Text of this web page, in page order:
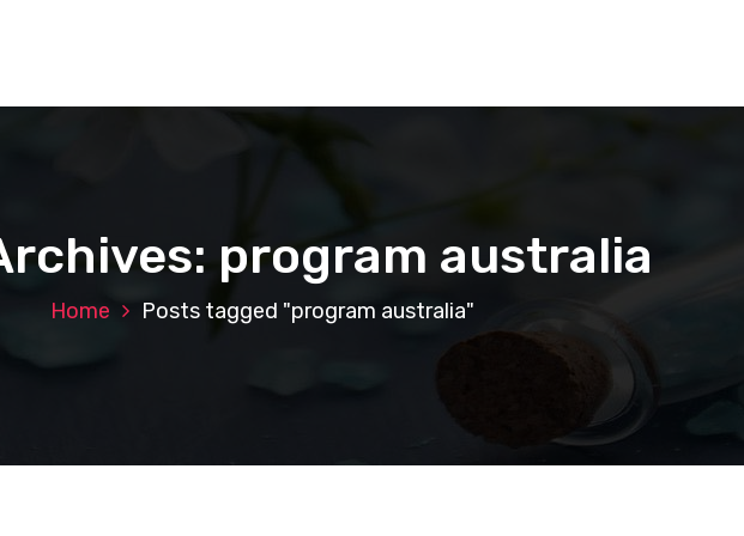
program australia
Home Posts tagged "program australia"